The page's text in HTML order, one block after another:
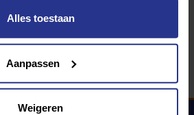
Alles toestaan
Aanpassen
Weigeren